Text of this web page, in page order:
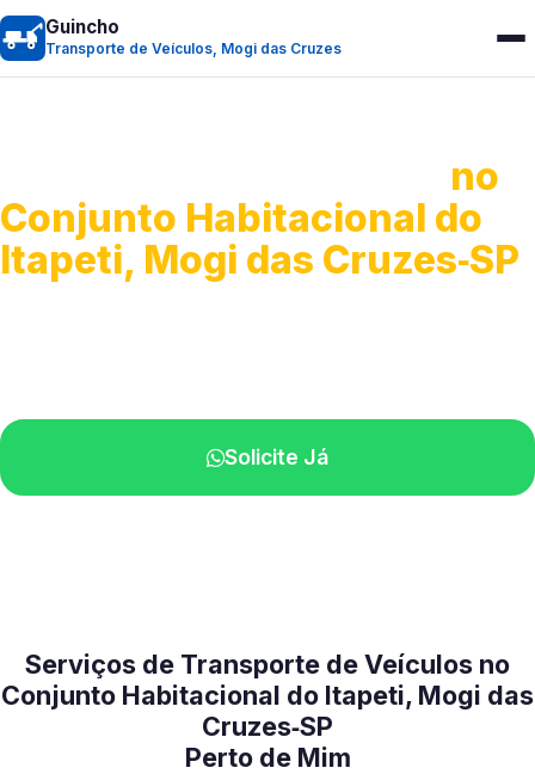
Guincho
Transporte de Veículos, Mogi das Cruzes
no
Conjunto Habitacional do
Itapeti, Mogi das Cruzes‑SP
Solicite Já
Serviços de Transporte de Veículos no
Conjunto Habitacional do Itapeti, Mogi das
Cruzes‑SP
Perto de Mim